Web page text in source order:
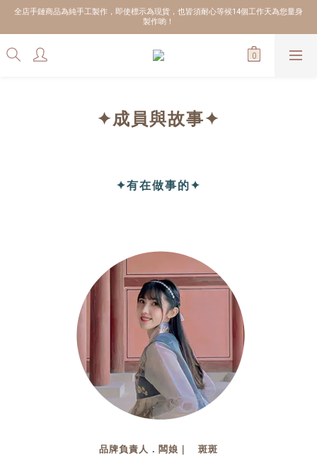
全店手鏈商品為純手工製作，即使標示為現貨，也皆須耐心等候14個工作天為您量身
製作喲！
✦成員與故事✦
✦有在做事的✦
品牌負責人．闆娘｜ 斑斑